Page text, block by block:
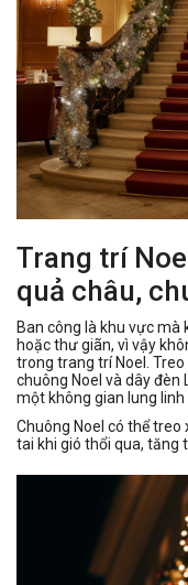
Trang trí
quả châu,
Ban công là khu vực
hoặc thư giãn, vì vậy
trong trang trí Noel.
chuông Noel và dây đèn
một không gian lung linh
Chuông Noel có thể treo
tai khi gió thổi qua, tăng